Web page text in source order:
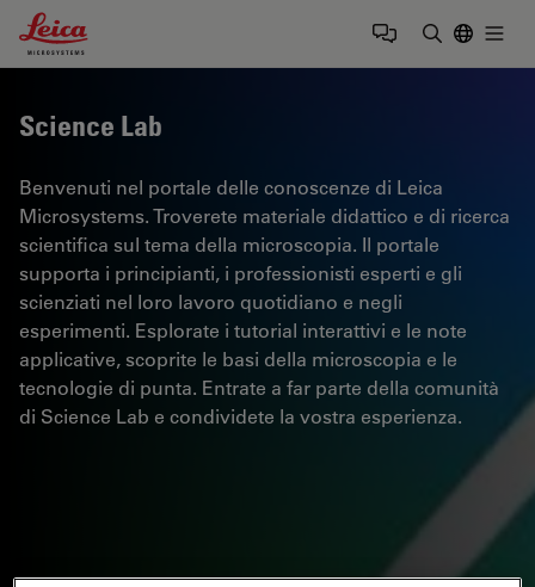
Leica Microsystems Logo
Science Lab
Benvenuti nel portale delle conoscenze di Leica
Microsystems. Troverete materiale didattico e di ricerca
scientifica sul tema della microscopia. Il portale
supporta i principianti, i professionisti esperti e gli
scienziati nel loro lavoro quotidiano e negli
esperimenti. Esplorate i tutorial interattivi e le note
applicative, scoprite le basi della microscopia e le
tecnologie di punta. Entrate a far parte della comunità
di Science Lab e condividete la vostra esperienza.